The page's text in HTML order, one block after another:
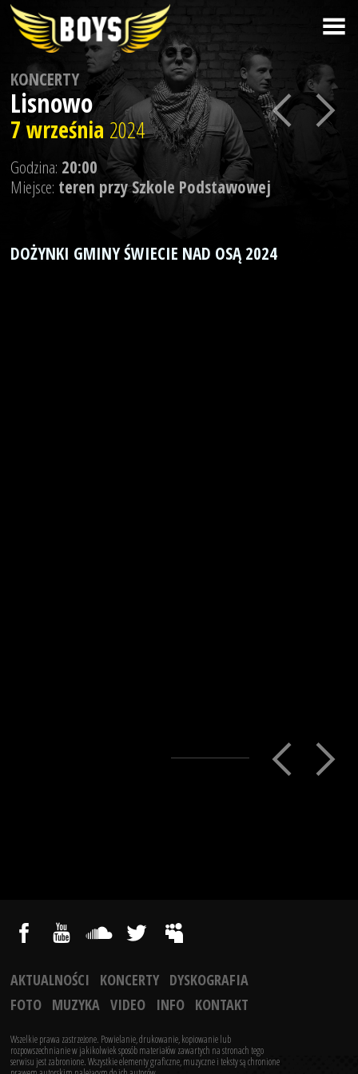
KONCERTY
Lisnowo
7 września 2024
Godzina: 20:00
Miejsce: teren przy Szkole Podstawowej
DOŻYNKI GMINY ŚWIECIE NAD OSĄ 2024
AKTUALNOŚCI KONCERTY DYSKOGRAFIA
FOTO MUZYKA VIDEO INFO KONTAKT
Wszelkie prawa zastrzeżone. Powielanie, drukowanie, kopiowanie lub
rozpowszechnianie w jakikolwiek sposób materiałów zawartych na stronach tego
serwisu jest zabronione.Wszystkie elementy graficzne, muzyczne i teksty są chronione